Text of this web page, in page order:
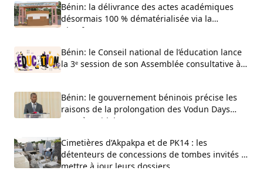
Bénin: la délivrance des actes académiques
désormais 100 % dématérialisée via la
plateforme ACTIA
Bénin: le Conseil national de l’éducation lance
la 3ᵉ session de son Assemblée consultative à
Bénin: le gouvernement béninois précise les
raisons de la prolongation des Vodun Days
2027 à Ouidah
Cimetières d’Akpakpa et de PK14 : les
détenteurs de concessions de tombes invités à
mettre à jour leurs dossiers